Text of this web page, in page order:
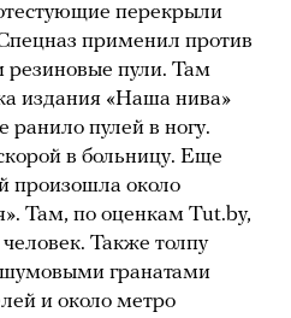
перекрыли
применил против
пули. Там
издания «Наша нива»
ранило пулей в ногу.
в больницу. Еще
произошла около
Там, по оценкам Tut.by,
Также толпу
гранатами
и около метро